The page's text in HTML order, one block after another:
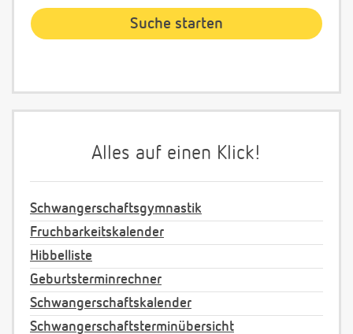
Alles auf einen Klick!
Schwangerschaftsgymnastik
Fruchbarkeitskalender
Hibbelliste
Geburtsterminrechner
Schwangerschaftskalender
Schwangerschaftsterminübersicht